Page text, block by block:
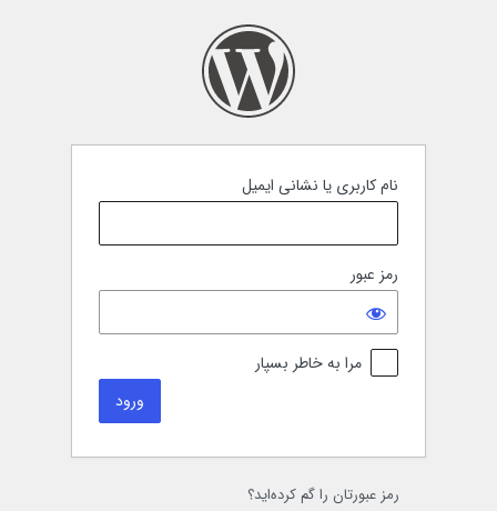
نام کاربری یا نشانی ایمیل
رمز عبور
مرا به خاطر بسپار
رمز عبورتان را گم کرده‌اید؟